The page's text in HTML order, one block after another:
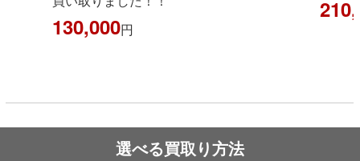
130,000円
選べる買取り方法